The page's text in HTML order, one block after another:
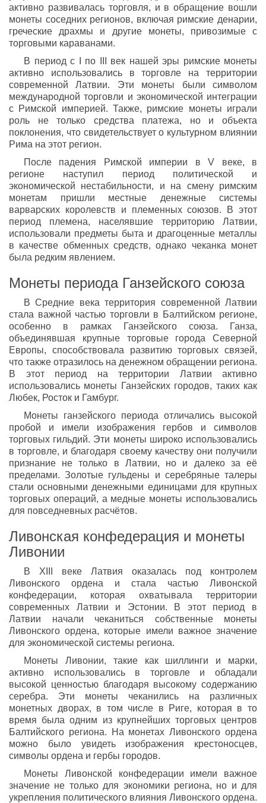
активно развивалась торговля, и в обращение вошли
монеты соседних регионов, включая римские денарии,
греческие драхмы и другие монеты, привозимые с
торговыми караванами.
В период с I по III век нашей эры римские монеты
активно использовались в торговле на территории
современной Латвии. Эти монеты были символом
международной торговли и экономической интеграции
с Римской империей. Также, римские монеты играли
роль не только средства платежа, но и объекта
поклонения, что свидетельствует о культурном влиянии
Рима на этот регион.
После падения Римской империи в V веке, в
регионе наступил период политической и
экономической нестабильности, и на смену римским
монетам пришли местные денежные системы
варварских королевств и племенных союзов. В этот
период племена, населявшие территорию Латвии,
использовали предметы быта и драгоценные металлы
в качестве обменных средств, однако чеканка монет
была редким явлением.
Монеты периода Ганзейского союза
В Средние века территория современной Латвии
стала важной частью торговли в Балтийском регионе,
особенно в рамках Ганзейского союза. Ганза,
объединявшая крупные торговые города Северной
Европы, способствовала развитию торговых связей,
что также отразилось на денежном обращении региона.
В этот период на территории Латвии активно
использовались монеты Ганзейских городов, таких как
Любек, Росток и Гамбург.
Монеты ганзейского периода отличались высокой
пробой и имели изображения гербов и символов
торговых гильдий. Эти монеты широко использовались
в торговле, и благодаря своему качеству они получили
признание не только в Латвии, но и далеко за её
пределами. Золотые гульдены и серебряные талеры
стали основными денежными единицами для крупных
торговых операций, а медные монеты использовались
для повседневных расчётов.
Ливонская конфедерация и монеты
Ливонии
В XIII веке Латвия оказалась под контролем
Ливонского ордена и стала частью Ливонской
конфедерации, которая охватывала территории
современных Латвии и Эстонии. В этот период в
Латвии начали чеканиться собственные монеты
Ливонского ордена, которые имели важное значение
для экономической системы региона.
Монеты Ливонии, такие как шиллинги и марки,
активно использовались в торговле и обладали
высокой ценностью благодаря высокому содержанию
серебра. Эти монеты чеканились на различных
монетных дворах, в том числе в Риге, которая в то
время была одним из крупнейших торговых центров
Балтийского региона. На монетах Ливонского ордена
можно было увидеть изображения крестоносцев,
символы ордена и гербы городов.
Монеты Ливонской конфедерации имели важное
значение не только для экономики региона, но и для
укрепления политического влияния Ливонского ордена.